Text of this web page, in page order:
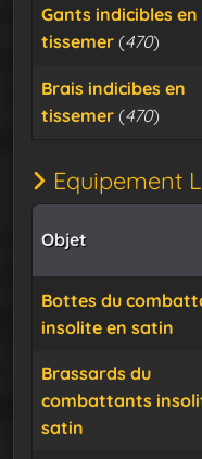
Gants indicibles en
tissemer (470)
Brais indicibes en
tissemer (470)
Equipement
Objet
Bottes du
insolite en satin
Brassards du
combattants
satin